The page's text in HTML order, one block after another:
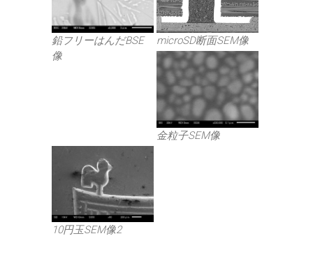
鉛フリーはんだBSE
像
microSD断面SEM像
金粒子SEM像
10円玉SEM像2